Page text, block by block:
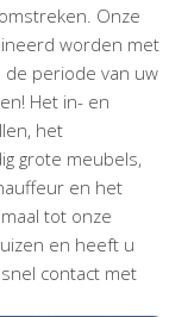
Onze
worden met
periode van uw
Het in- en
het
grote meubels,
en het
tot onze
en heeft u
contact met